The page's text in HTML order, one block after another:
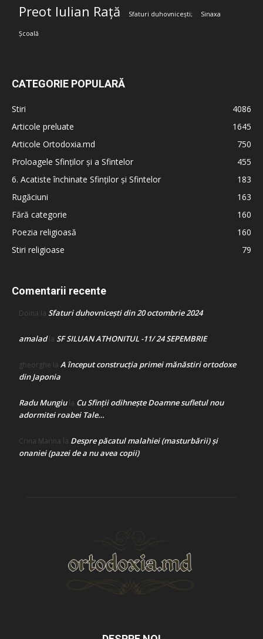
Preot Iulian Rață Sfaturi duhovnicești; Sinaxa
Școală
CATEGORIE POPULARĂ
Stiri
4086
Articole preluate
1645
Articole Ortodoxia.md
750
Proloagele Sfinților și a Sfintelor
455
6. Acatiste închinate Sfinților și Sfintelor
183
Rugăciuni
163
Fără categorie
160
Poezia religioasă
160
Stiri religioase
79
Comentarii recente
Doina la Sfaturi duhovnicești din 20 octombrie 2024
amaladla SF SILUAN ATHONITUL -11/ 24 SEPEMBRIE
gheorghe la A început construcţia primei mănăstiri ortodoxe
din Japonia
Radu Mungiula Cu Sfinții odihnește Doamne sufletul nou
adormitei roabei Tale…
Crina Marina la Despre păcatul malahiei (masturbării) şi
onaniei (pazei de a nu avea copii)